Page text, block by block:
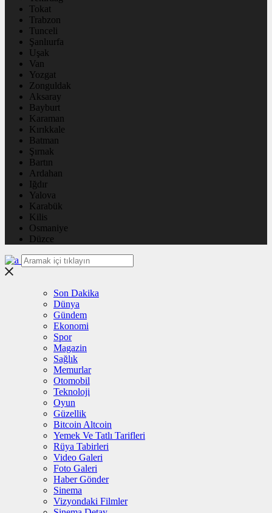
Tokat
Trabzon
Tunceli
Şanlıurfa
Uşak
Van
Yozgat
Zonguldak
Aksaray
Bayburt
Karaman
Kırıkkale
Batman
Şırnak
Bartın
Ardahan
Iğdır
Yalova
Karabük
Kilis
Osmaniye
Düzce
Son Dakika
Dünya
Gündem
Ekonomi
Spor
Magazin
Sağlık
Memurlar
Otomobil
Teknoloji
Oyun
Güzellik
Bitcoin Altcoin
Yemek Ve Tatlı Tarifleri
Rüya Tabirleri
Video Galeri
Foto Galeri
Haber Gönder
Sinema
Vizyondaki Filmler